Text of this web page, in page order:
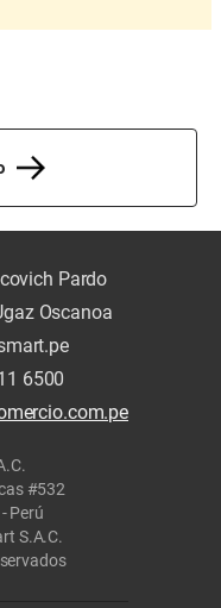
Pardo
Oscanoa
6500
#532
Perú
S.A.C.